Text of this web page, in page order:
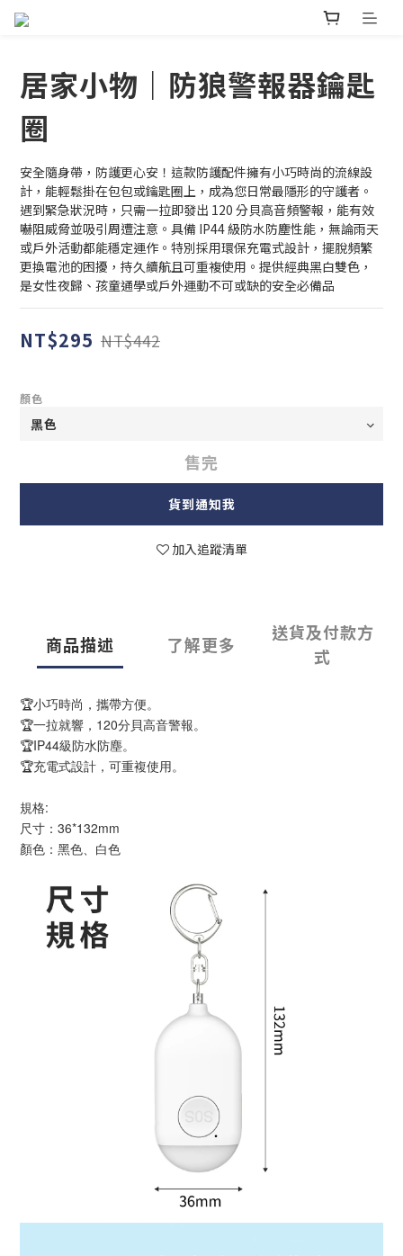
居家小物｜防狼警報器鑰匙
圈
安全隨身帶，防護更心安！這款防護配件擁有小巧時尚的流線設
計，能輕鬆掛在包包或鑰匙圈上，成為您日常最隱形的守護者。
遇到緊急狀況時，只需一拉即發出 120 分貝高音頻警報，能有效
嚇阻威脅並吸引周遭注意。具備 IP44 級防水防塵性能，無論雨天
或戶外活動都能穩定運作。特別採用環保充電式設計，擺脫頻繁
更換電池的困擾，持久續航且可重複使用。提供經典黑白雙色，
是女性夜歸、孩童通學或戶外運動不可或缺的安全必備品
NT$295 NT$442
顏色
售完
貨到通知我
加入追蹤清單
商品描述 了解更多
送貨及付款方
式
🏆小巧時尚，攜帶方便。
🏆一拉就響，120分貝高音警報。
🏆IP44級防水防塵。
🏆充電式設計，可重複使用。
規格:
尺寸：36*132mm
顏色：黑色、白色